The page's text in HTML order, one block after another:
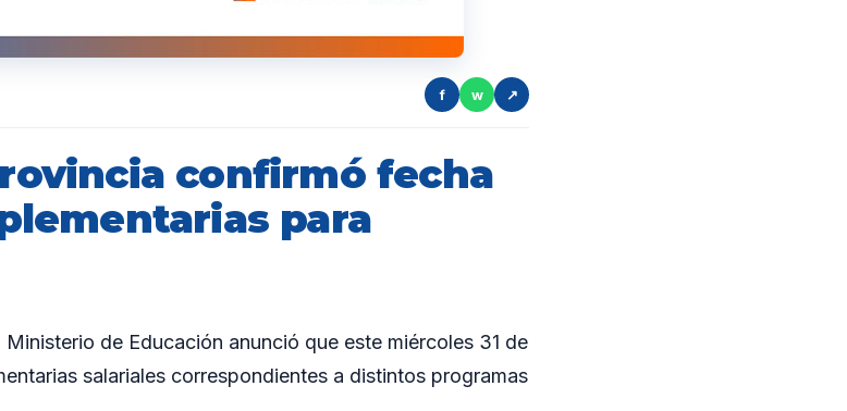
f w ↗
confirmó fecha
para
de Educación anunció que este miércoles 31 de
salariales correspondientes a distintos programas